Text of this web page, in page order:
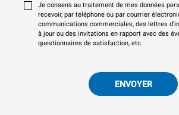
Je consens au traitement de mes données
recevoir, par téléphone ou par courrier
communications commerciales, des lettres
à jour ou des invitations en rapport avec des
questionnaires de satisfaction, etc.
ENVOYER